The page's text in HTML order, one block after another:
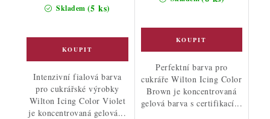
Skladem (5 ks)
Intenzivní fialová barva
pro cukrářské výrobky
Wilton Icing Color Violet
je koncentrovaná gelová...
Perfektní barva pro
cukráře Wilton Icing Color
Brown je koncentrovaná
gelová barva s certifikací...